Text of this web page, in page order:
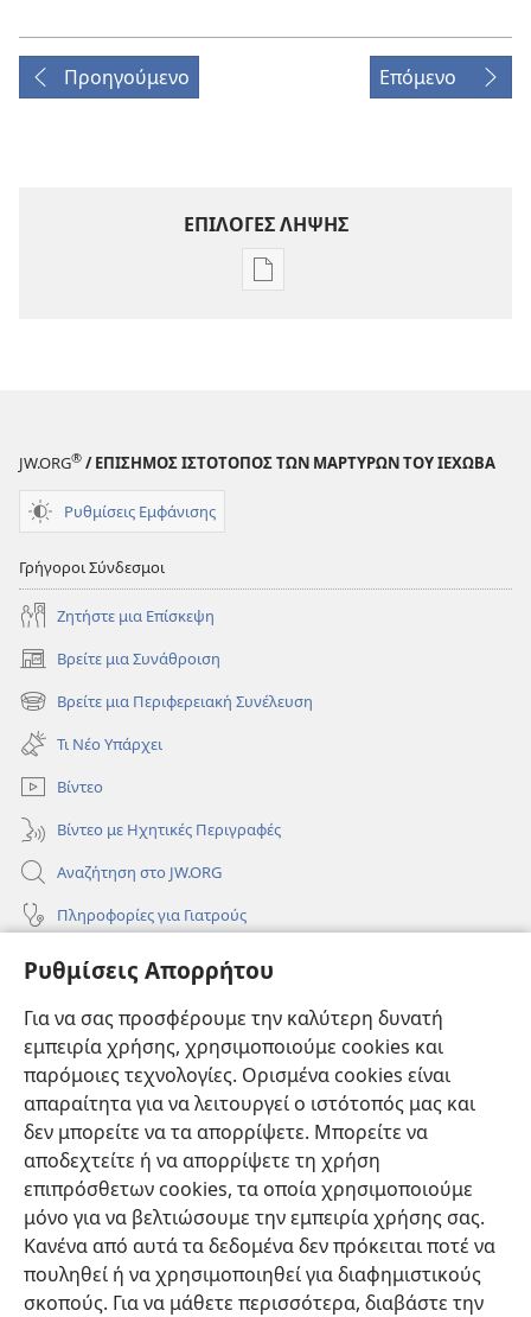
Ρυθμίσεις Απορρήτου
Για να σας προσφέρουμε την καλύτερη δυνατή
εμπειρία χρήσης, χρησιμοποιούμε cookies και
παρόμοιες τεχνολογίες. Ορισμένα cookies είναι
απαραίτητα για να λειτουργεί ο ιστότοπός μας και
δεν μπορείτε να τα απορρίψετε. Μπορείτε να
αποδεχτείτε ή να απορρίψετε τη χρήση
επιπρόσθετων cookies, τα οποία χρησιμοποιούμε
μόνο για να βελτιώσουμε την εμπειρία χρήσης σας.
Κανένα από αυτά τα δεδομένα δεν πρόκειται ποτέ να
πουληθεί ή να χρησιμοποιηθεί για διαφημιστικούς
σκοπούς. Για να μάθετε περισσότερα, διαβάστε την
Προηγούμενο Επόμενο
ΕΠΙΛΟΓΕΣ ΛΗΨΗΣ
Επιλογές
ΕΚΔΟΣΗ
JW.ORG® / ΕΠΙΣΗΜΟΣ ΙΣΤΟΤΟΠΟΣ ΤΩΝ ΜΑΡΤΥΡΩΝ ΤΟΥ ΙΕΧΩΒΑ
Ρυθμίσεις Εμφάνισης
Γρήγοροι Σύνδεσμοι
Ζητήστε μια Επίσκεψη
Βρείτε μια Συνάθροιση
(ανοίγει
νέο
παράθυρο)
Βρείτε μια Περιφερειακή Συνέλευση
(ανοίγει
νέο
παράθυρο)
Τι Νέο Υπάρχει
Βίντεο
Βίντεο με Ηχητικές Περιγραφές
Αναζήτηση στο JW.ORG
Πληροφορίες για Γιατρούς
Πληροφορίες για Επίσημους Φορείς και ΜΜΕ
Συνεισφορές
(ανοίγει
παράθυρο)ΔΙΑΔΙΚΤΥΑΚΗ ΒΙΒΛΙΟΘΗΚΗ της Σκοπιάς™
(ανοίγει
νέο
παράθυρο)
JW Hub ®
(ανοίγει
νέο
παράθυρο)JW Library®
Βιβλιοθήκη της Σκοπιάς